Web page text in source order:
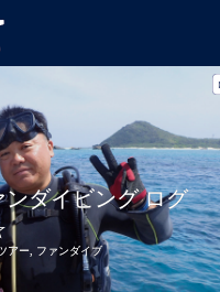
ダイビング ログ
アー ファンダイブ